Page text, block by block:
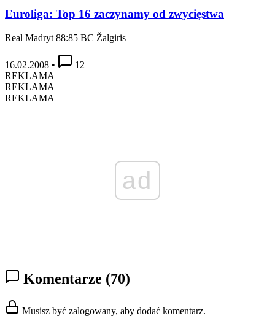
Euroliga: Top 16 zaczynamy od zwycięstwa
Real Madryt 88:85 BC Žalgiris
16.02.2008 •
12
REKLAMA
REKLAMA
REKLAMA
ad
Komentarze (70)
Musisz być zalogowany, aby dodać komentarz.